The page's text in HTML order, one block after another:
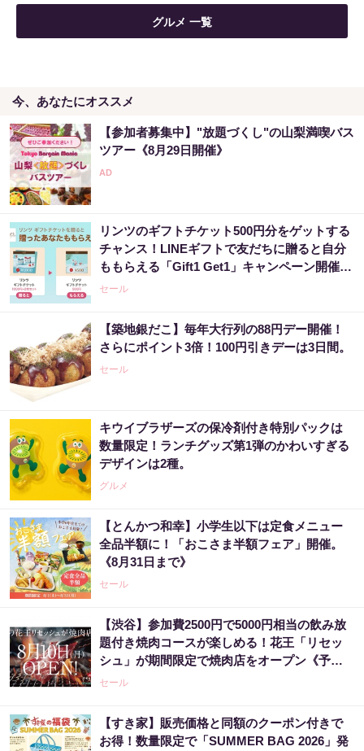
「2027年の宝くじ当選者は〇〇です」占い師
【宝くじの裏技】当たる側に回るか、このま
まか
PR（合同会社デジタルファーム ）
PR（合同会社デジタルファーム ）
グルメ 一覧
今、あなたにオススメ
【参加者募集中】"放題づくし"の山梨満喫バス
ツアー《8月29日開催》
リンツのギフトチケット500円分をゲットする
チャンス！LINEギフトで友だちに贈ると自分
ももらえる「Gift1 Get1」キャンペーン開催
中。
セール
【築地銀だこ】毎年大行列の88円デー開催！
さらにポイント3倍！100円引きデーは3日間。
セール
キウイブラザーズの保冷剤付き特別パックは
数量限定！ランチグッズ第1弾のかわいすぎる
デザインは2種。
グルメ
【とんかつ和幸】小学生以下は定食メニュー
全品半額に！「おこさま半額フェア」開催。
《8月31日まで》
セール
【渋谷】参加費2500円で5000円相当の飲み放
題付き焼肉コースが楽しめる！花王「リセッ
シュ」が期間限定で焼肉店をオープン《予約
受付中》
セール
【すき家】販売価格と同額のクーポン付きで
お得！数量限定で「SUMMER BAG 2026」発